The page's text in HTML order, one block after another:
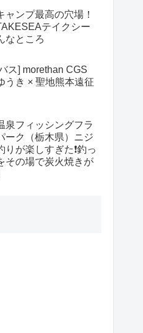
ャンプ最高の穴場！
テイクシー
なところ
ス] morethan CGS
うき × 聖地熊本遠征
泉フィッシングフラ
ーク（栃木県）ニジ
りが楽しすぎた❗️釣っ
その場で炭火焼きが